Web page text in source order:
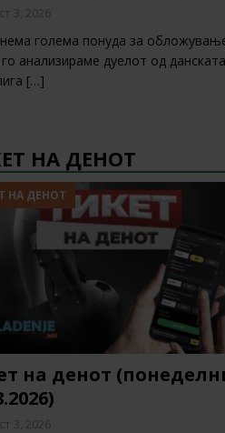
3, 2026
голема понуда за
анализираме дуелот од данската
[…]
НА ДЕНОТ
НА ДЕНОТ
на денот
3, 2026